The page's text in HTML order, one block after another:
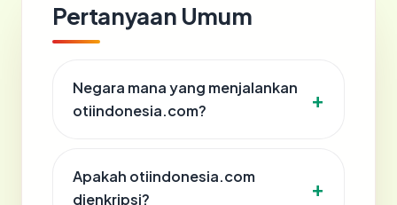
Pertanyaan Umum
Negara mana yang menjalankan
otiindonesia.com?
Apakah otiindonesia.com
dienkripsi?